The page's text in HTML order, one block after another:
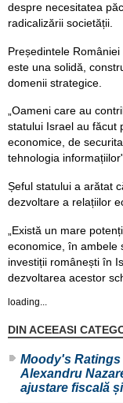
despre necesitatea
radicalizării societății.
Președintele
este una solidă,
domenii strategice.
„Oameni care au
statului Israel au făcut
economice, de
tehnologia
Șeful statului a arătat
dezvoltare a relațiilor
„Există un mare
economice, în ambele
investiții românești în
dezvoltarea acestor
loading...
DIN ACEEASI
Moody's
Alexandru
ajustare fiscală